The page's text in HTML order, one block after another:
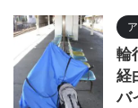
輪
経
バ